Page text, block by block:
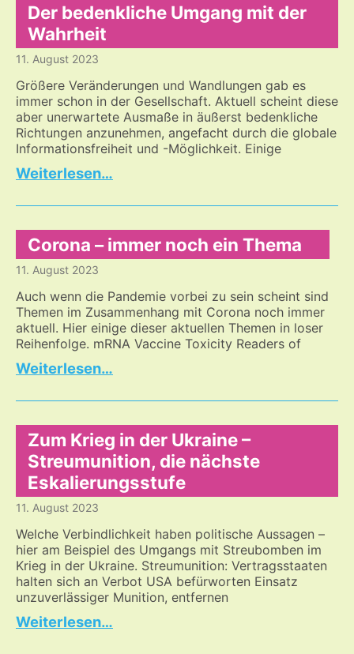
–
mit
Wirkung
Der bedenkliche Umgang mit der
Wahrheit
11. August 2023
Größere Veränderungen und Wandlungen gab es
immer schon in der Gesellschaft. Aktuell scheint diese
aber unerwartete Ausmaße in äußerst bedenkliche
Richtungen anzunehmen, angefacht durch die globale
Informationsfreiheit und -Möglichkeit. Einige
…
Umgang
der
Wahrheit
Corona – immer noch ein Thema
11. August 2023
Auch wenn die Pandemie vorbei zu sein scheint sind
Themen im Zusammenhang mit Corona noch immer
aktuell. Hier einige dieser aktuellen Themen in loser
Reihenfolge. mRNA Vaccine Toxicity Readers of
…
immer
ein
Thema
Zum Krieg in der Ukraine –
Streumunition, die nächste
Eskalierungsstufe
11. August 2023
Welche Verbindlichkeit haben politische Aussagen –
hier am Beispiel des Umgangs mit Streubomben im
Krieg in der Ukraine. Streumunition: Vertragsstaaten
halten sich an Verbot USA befürworten Einsatz
unzuverlässiger Munition, entfernen
…